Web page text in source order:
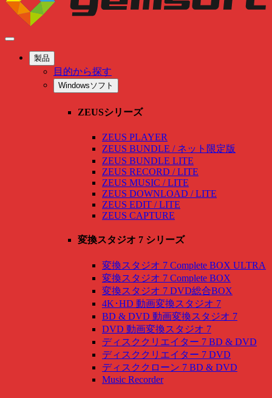
製品
目的から探す
Windowsソフト
ZEUSシリーズ
ZEUS PLAYER
ZEUS BUNDLE / ネット限定版
ZEUS BUNDLE LITE
ZEUS RECORD / LITE
ZEUS MUSIC / LITE
ZEUS DOWNLOAD / LITE
ZEUS EDIT / LITE
ZEUS CAPTURE
変換スタジオ 7 シリーズ
変換スタジオ 7 Complete BOX ULTRA
変換スタジオ 7 Complete BOX
変換スタジオ 7 DVD総合BOX
4K･HD 動画変換スタジオ 7
BD & DVD 動画変換スタジオ 7
DVD 動画変換スタジオ 7
ディスククリエイター 7 BD & DVD
ディスククリエイター 7 DVD
ディスククローン 7 BD & DVD
Music Recorder